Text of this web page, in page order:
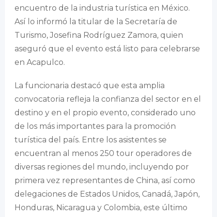
encuentro de la industria turística en México.
Así lo informó la titular de la Secretaría de
Turismo, Josefina Rodríguez Zamora, quien
aseguró que el evento está listo para celebrarse
en Acapulco.
La funcionaria destacó que esta amplia
convocatoria refleja la confianza del sector en el
destino y en el propio evento, considerado uno
de los más importantes para la promoción
turística del país. Entre los asistentes se
encuentran al menos 250 tour operadores de
diversas regiones del mundo, incluyendo por
primera vez representantes de China, así como
delegaciones de Estados Unidos, Canadá, Japón,
Honduras, Nicaragua y Colombia, este último